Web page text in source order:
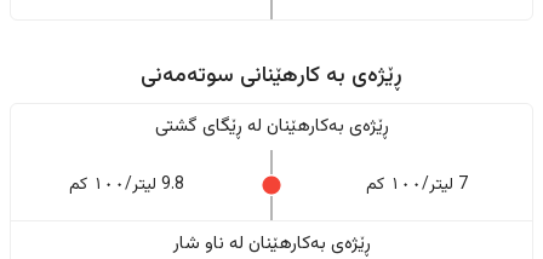
ڕێژەى به کارهێنانی سوتەمەنی
ڕێژەى بەکارهێنان له ڕێگای گشتی
7 لیتر/١٠٠ کم 9.8 لیتر/١٠٠ کم
ڕێژەى بەکارهێنان له ناو شار